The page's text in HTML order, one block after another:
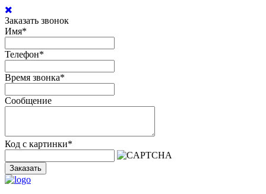
Заказать звонок
Имя*
Телефон*
Время звонка*
Сообщение
Код с картинки*
Заказать